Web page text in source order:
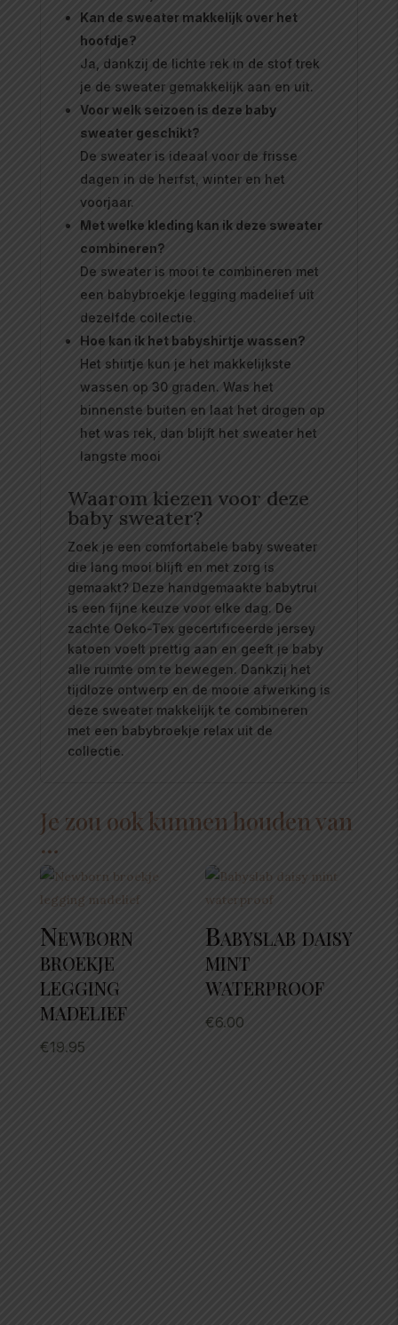
Kan de sweater makkelijk over het
hoofdje?
Ja, dankzij de lichte rek in de stof trek
je de sweater gemakkelijk aan en uit.
Voor welk seizoen is deze baby
sweater geschikt?
De sweater is ideaal voor de frisse
dagen in de herfst, winter en het
voorjaar.
Met welke kleding kan ik deze sweater
combineren?
De sweater is mooi te combineren met
een babybroekje legging madelief uit
dezelfde collectie.
Hoe kan ik het babyshirtje wassen?
Het shirtje kun je het makkelijkste
wassen op 30 graden. Was het
binnenste buiten en laat het drogen op
het was rek, dan blijft het sweater het
langste mooi
Waarom kiezen voor deze
baby sweater?
Zoek je een comfortabele baby sweater
die lang mooi blijft en met zorg is
gemaakt? Deze handgemaakte babytrui
is een fijne keuze voor elke dag. De
zachte Oeko-Tex gecertificeerde jersey
katoen voelt prettig aan en geeft je baby
alle ruimte om te bewegen. Dankzij het
tijdloze ontwerp en de mooie afwerking is
deze sweater makkelijk te combineren
met een babybroekje relax uit de
collectie.
Je zou ook kunnen houden van
…
Newborn
broekje
legging
madelief
€19.95
Babyslab daisy
mint
waterproof
€6.00